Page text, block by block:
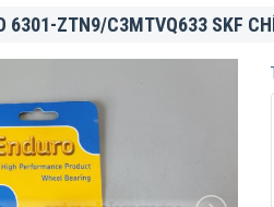
6301-ZTN9/C3MTVQ633 SKF